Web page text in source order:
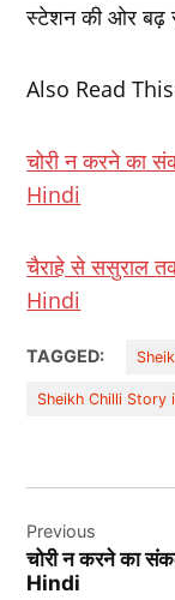
स्टेशन की ओर बढ़
Also Read
चोरी न करने का
Hindi
चैराहे से ससुराल
Hindi
TAGGED:
Sheikh Chilli Story
navigation
Previous
चोरी न करने का
Hindi